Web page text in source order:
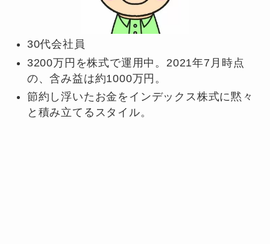
30代会社員
3200万円を株式で運用中。2021年7月時点
の、含み益は約1000万円。
節約し浮いたお金をインデックス株式に黙々
と積み立てるスタイル。